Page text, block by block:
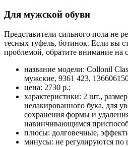
Для мужской обуви
Представители сильного пола не
тесных туфель, ботинок. Если вы
проблемой, обратите внимание на
название модели: Collonil
мужские, 9361 423,
цена: 2730 р.;
характеристики: 2 шт.,
нелакированного бука, для
сохранения формы и
навинчивающимся
плюсы: долговечные,
минусы: не регулируются по